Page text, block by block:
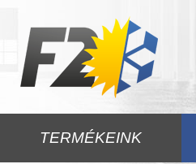
TERMÉKEINK